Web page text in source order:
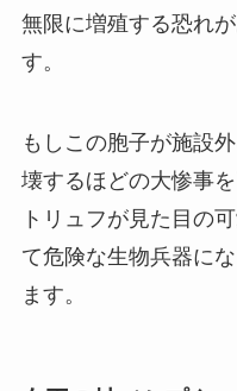
無限に増殖する恐れ
す。
もしこの胞子が施設
壊するほどの大惨事
トリュフが見た目の
て危険な生物兵器に
ます。